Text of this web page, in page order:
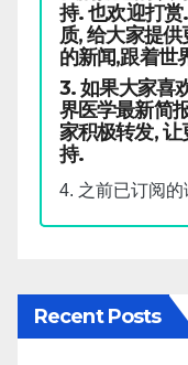
持. 也欢迎打
质, 给大家提
的新闻,跟着世
3. 如果大家喜
界医学最新简
家积极转发,
持.
4. 之前已订阅
Recent Posts